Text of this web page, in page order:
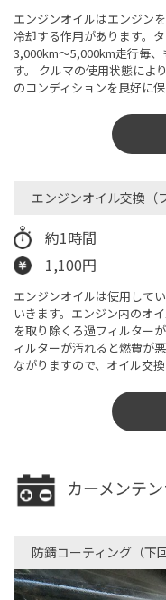
エンジンオイルはエンジン
冷却する作用があります。
3,000km～5,000km走行毎
す。 クルマの使用状態によ
のコンディションを良好に
エンジンオイル交換（
約1時間
1,100円
エンジンオイルは使用して
いきます。エンジン内のオ
を取り除くろ過フィルター
ィルターが汚れると燃費が
ながりますので、オイル交
カーメンテ
防錆コーティング（下